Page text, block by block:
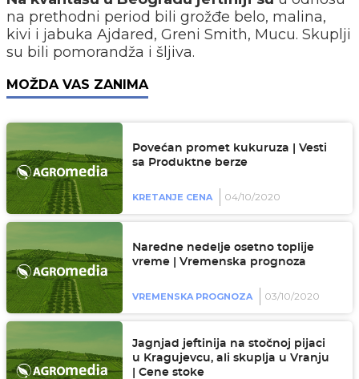
na prethodni period bili grožđe belo, malina,
kivi i jabuka Ajdared, Greni Smith, Mucu. Skuplji
su bili pomorandža i šljiva.
MOŽDA VAS ZANIMA
Povećan promet kukuruza | Vesti
sa Produktne berze
KRETANJE CENA 04/10/2020
Naredne nedelje osetno toplije
vreme | Vremenska prognoza
VREMENSKA PROGNOZA 03/10/2020
Jagnjad jeftinija na stočnoj pijaci
u Kragujevcu, ali skuplja u Vranju
| Cene stoke